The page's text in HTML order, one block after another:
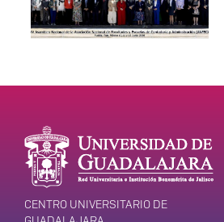
Enlaces de
Información del
portal
CENTRO UNIVERSITARIO DE